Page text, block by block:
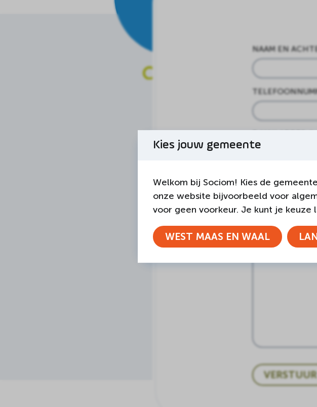
NAAM EN
VERSTUUR
Kies jouw gemeente
Welkom bij Sociom! Kies de
onze website bijvoorbeeld voor
voor geen voorkeur. Je kunt je keuze
WEST MAAS EN WAAL